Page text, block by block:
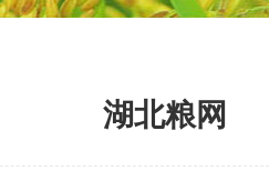
湖北粮网